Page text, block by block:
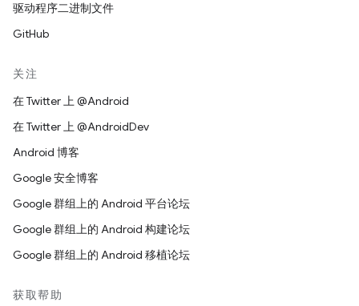
驱动程序二进制文件
GitHub
关注
在 Twitter 上 @Android
在 Twitter 上 @AndroidDev
Android 博客
Google 安全博客
Google 群组上的 Android 平台论坛
Google 群组上的 Android 构建论坛
Google 群组上的 Android 移植论坛
获取帮助